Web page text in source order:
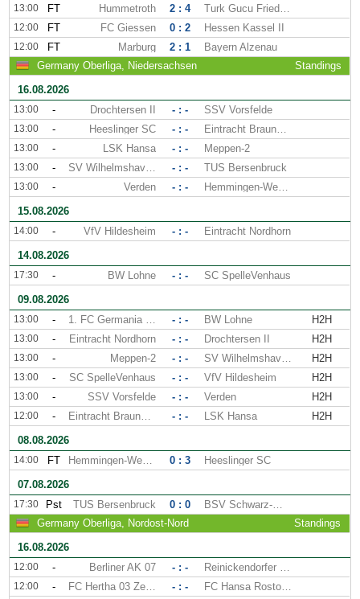
13:00 FT Hummetroth 2 : 4 Turk Gucu Friedberg
12:00 FT FC Giessen 0 : 2 Hessen Kassel II
12:00 FT Marburg 2 : 1
Bayern Alzenau
Germany Oberliga, Niedersachsen
Standings
16.08.2026
13:00 - Drochtersen II - : - SSV Vorsfelde
13:00 - Heeslinger SC - : - Eintracht Braunschweig II
13:00 - LSK Hansa - : - Meppen-2
13:00 - SV Wilhelmshaven - : - TUS Bersenbruck
13:00 - Verden - : -
Hemmingen-Westerfeld
15.08.2026
14:00 - VfV Hildesheim - : -
Eintracht Nordhorn
14.08.2026
17:30 - BW Lohne - : -
SC SpelleVenhaus
09.08.2026
13:00 - 1. FC Germania Egestorf - : - BW Lohne H2H
13:00 - Eintracht Nordhorn - : - Drochtersen II H2H
13:00 - Meppen-2 - : - SV Wilhelmshaven H2H
13:00 - SC SpelleVenhaus - : - VfV Hildesheim H2H
13:00 - SSV Vorsfelde - : - Verden H2H
12:00 - Eintracht Braunschweig II - : - LSK Hansa
H2H
08.08.2026
14:00 FT Hemmingen-Westerfeld 0 : 3
Heeslinger SC
07.08.2026
17:30 Pst TUS Bersenbruck 0 : 0
BSV Schwarz-Weiss Rehden
Germany Oberliga, Nordost-Nord
Standings
16.08.2026
12:00 - Berliner AK 07 - : - Reinickendorfer Fuchse
12:00 - FC Hertha 03 Zehlendorf - : - FC Hansa Rostock II